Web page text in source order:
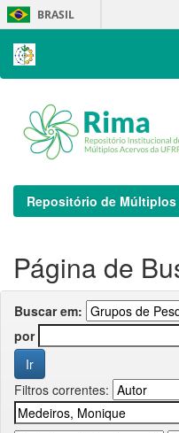
Skip
navigation
BRASIL
Repositório de Múltiplos
Página de
Buscar em:
por
Filtros correntes: